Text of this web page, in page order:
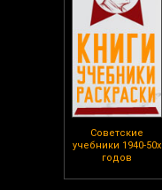
Советские
учебники 1940-50х
годов